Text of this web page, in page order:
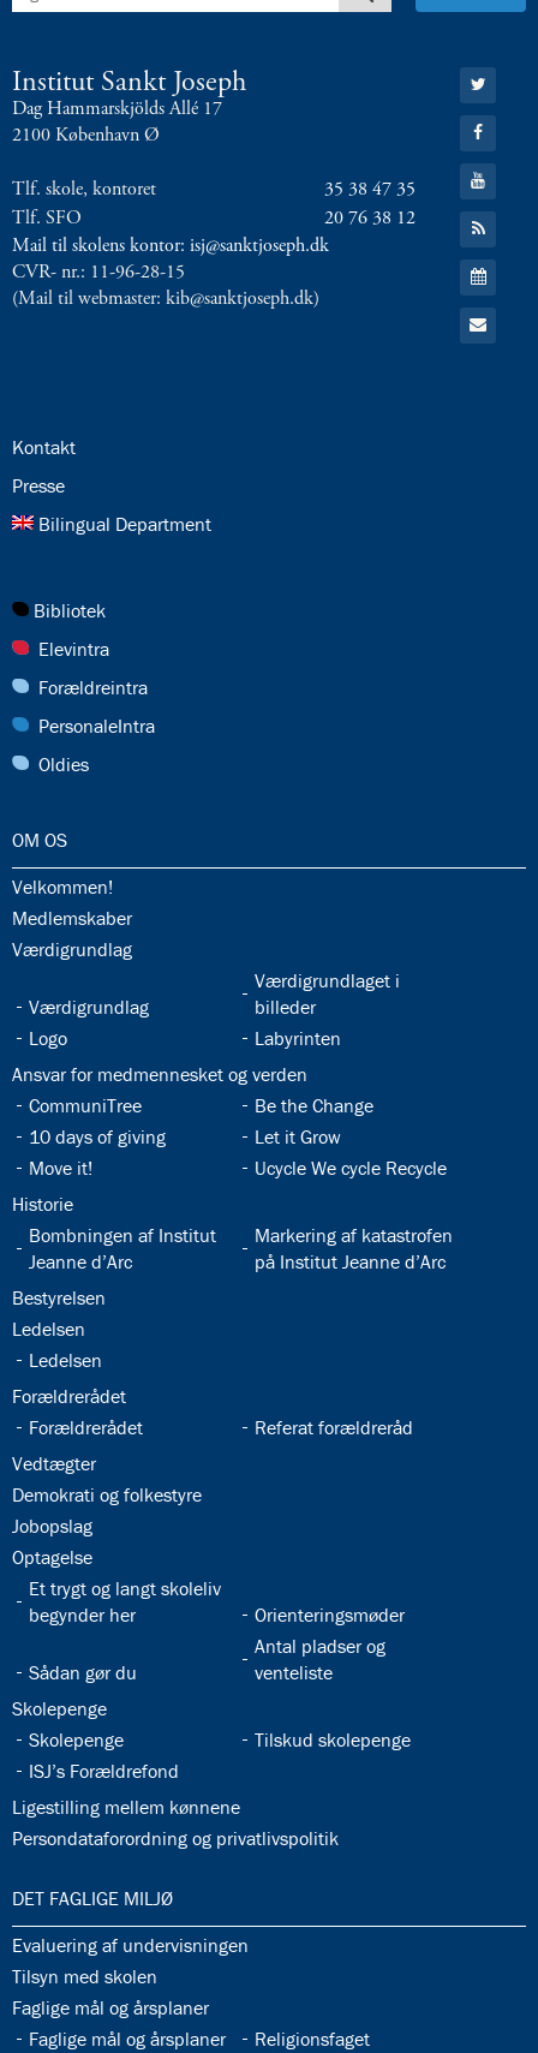
8.0:
Presse
Næste
indlæg:
der
tegnede
katteForrige
indlæg:
Institut
Sankt
Institut Sankt Joseph
Dag Hammarskjölds Allé 17
2100 København Ø
Tlf. skole, kontoret
35 38 47 35
Tlf. SFO
20 76 38 12
Mail til skolens kontor: isj@sanktjoseph.dk
CVR- nr.: 11-96-28-15
(Mail til webmaster: kib@sanktjoseph.dk)
Gå
til:
Twitter
Gå
til:
Facebook
Gå
til:
YouTube
Gå
til:
RSS
feed
Gå
til:
Kalender
Gå
til:
24.0:
Kontakt
25.0:
Presse
26.0:
Bilingual Department
27.0:
Bibliotek
28.0:
Elevintra
29.0:
Forældreintra
30.0:
PersonaleIntra
31.0:
Oldies
32.0:
OM OS
32.1:
Velkommen!
32.2:
Medlemskaber
32.3:
Værdigrundlag
32.4:
Værdigrundlag
32.5:
Værdigrundlaget i
billeder
32.6:
Logo 32.7:
Labyrinten
32.8:
Ansvar for medmennesket og verden
32.9:
CommuniTree 32.10:
Be the Change
32.11:
10 days of giving 32.12:
Let it Grow
32.13:
Move it! 32.14:
Ucycle We cycle Recycle
32.15:
Historie
32.16:
Bombningen af Institut
Jeanne d’Arc
32.17:
Markering af katastrofen
på Institut Jeanne d’Arc
32.18:
Bestyrelsen
32.19:
Ledelsen
32.20:
Ledelsen
32.21:
Forældrerådet
32.22:
Forældrerådet 32.23:
Referat forældreråd
32.24:
Vedtægter
32.25:
Demokrati og folkestyre
32.26:
Jobopslag
32.27:
Optagelse
32.28:
Et trygt og langt skoleliv
begynder her
32.29:
Orienteringsmøder
32.30:
Sådan gør du
32.31:
Antal pladser og
venteliste
32.32:
Skolepenge
32.33:
Skolepenge 32.34:
Tilskud skolepenge
32.35:
ISJ’s Forældrefond
32.36:
Ligestilling mellem kønnene
32.37:
Persondataforordning og privatlivspolitik
33.0:
DET FAGLIGE MILJØ
33.1:
Evaluering af undervisningen
33.2:
Tilsyn med skolen
33.3:
Faglige mål og årsplaner
33.4:
Faglige mål og årsplaner 33.5:
Religionsfaget